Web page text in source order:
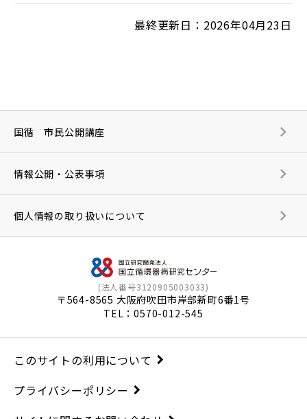
最終更新日：2026年04月23日
(法人番号3120905003033)
〒564-8565 大阪府吹田市岸部新町6番1号
TEL：0570-012-545
国循 市民公開講座
情報公開・公表事項
個人情報の取り扱いについて
このサイトの利用について
プライバシーポリシー